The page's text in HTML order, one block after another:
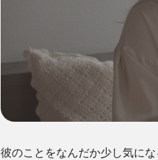
彼のことをなんだか少し気に